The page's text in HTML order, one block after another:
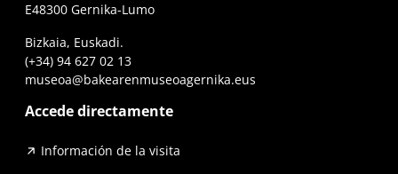
E48300 Gernika-Lumo
Bizkaia, Euskadi.
(+34) 94 627 02 13
museoa@bakearenmuseoagernika.eus
Accede directamente
Información de la visita